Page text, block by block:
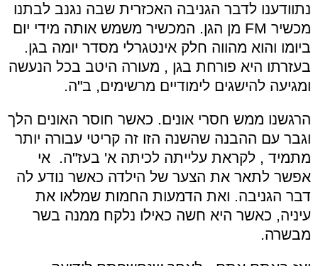
נתוודענו לדבר הגניבה האכזרית שבה נגנב לבתנו
מכשיר FM מן הגן. המכשיר משמש אותה מידי יום
ביומו והוא מהווה חלק אינטגרלי מסדר יומה בגן.
בעזרתו היא פורחת בגן , מעורה היטב בכל הנעשה
ומגיעה להישגים לימודיים מרשימים, ב"ה.
הרגשנו ממש חסרי אונים. כאשר חוסר האונים הלך
וגבר עם ההבנה שהשנה הזו זה קריטי עבורה יותר
מתמיד , לקראת עלייתה לכיתה א' בעז"ה. אי
אפשר לתאר את הצער של הילדה כאשר נודע לה
דבר הגניבה. ואת הדמעות החמות שמלאו את
עיניה, כאשר היא חשה כאילו נלקח ממנה בשר
מבשרה.